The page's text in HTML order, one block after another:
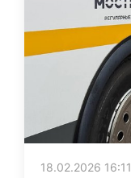
18.02.2026 16:11